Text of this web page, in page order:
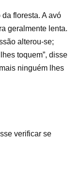
floresta. A avó
geralmente lenta.
alterou-se;
toquem”, disse
ninguém lhes
verificar se